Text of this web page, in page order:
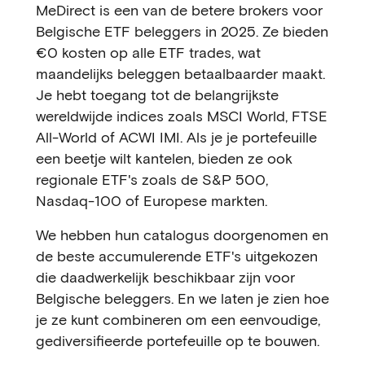
MeDirect is een van de betere brokers voor
Belgische ETF beleggers in 2025. Ze bieden
€0 kosten op alle ETF trades, wat
maandelijks beleggen betaalbaarder maakt.
Je hebt toegang tot de belangrijkste
wereldwijde indices zoals MSCI World, FTSE
All-World of ACWI IMI. Als je je portefeuille
een beetje wilt kantelen, bieden ze ook
regionale ETF's zoals de S&P 500,
Nasdaq-100 of Europese markten.
We hebben hun catalogus doorgenomen en
de beste accumulerende ETF's uitgekozen
die daadwerkelijk beschikbaar zijn voor
Belgische beleggers. En we laten je zien hoe
je ze kunt combineren om een eenvoudige,
gediversifieerde portefeuille op te bouwen.